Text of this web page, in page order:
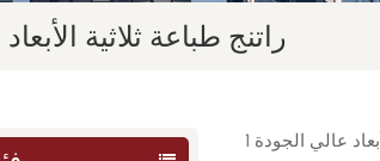
راتنج طباعة ثلاثية